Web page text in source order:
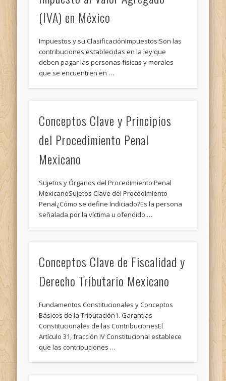
(IVA) en México
Impuestos y su ClasificaciónImpuestos:Son las
contribuciones establecidas en la ley que
deben pagar las personas físicas y morales
que se encuentren en …
Conceptos Clave y Principios
del Procedimiento Penal
Mexicano
Sujetos y Órganos del Procedimiento Penal
MexicanoSujetos Clave del Procedimiento
Penal¿Cómo se define Indiciado?Es la persona
señalada por la víctima u ofendido …
Conceptos Clave de Fiscalidad y
Derecho Tributario Mexicano
Fundamentos Constitucionales y Conceptos
Básicos de la Tributación1. Garantías
Constitucionales de las ContribucionesEl
Artículo 31, fracción IV Constitucional establece
que las contribuciones …